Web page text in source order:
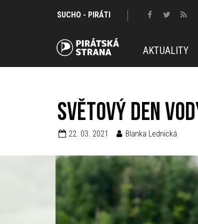
SUCHO - PIRÁTI
AKTUALITY
Světový den
22. 03. 2021 Blanka Lednická